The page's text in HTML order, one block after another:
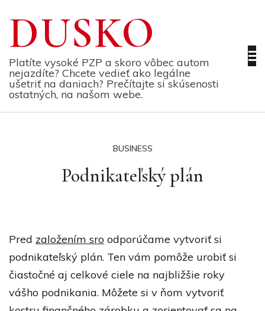
content
DUSKO
Platíte vysoké PZP a skoro vôbec autom
nejazdíte? Chcete vedieť ako legálne
ušetriť na daniach? Prečítajte si skúsenosti
ostatných, na našom webe.
BUSINESS
Podnikateľský plán
Pred založením sro odporúčame vytvoriť si
podnikateľský plán. Ten vám pomôže urobiť si
čiastočné aj celkové ciele na najbližšie roky
vášho podnikania. Môžete si v ňom vytvoriť